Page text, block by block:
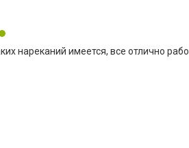
нареканий имеется, все отлично